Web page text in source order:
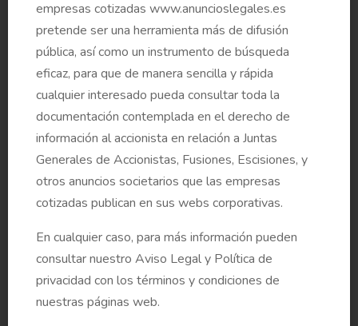
empresas cotizadas www.anuncioslegales.es
pretende ser una herramienta más de difusión
pública, así como un instrumento de búsqueda
eficaz, para que de manera sencilla y rápida
cualquier interesado pueda consultar toda la
documentación contemplada en el derecho de
información al accionista en relación a Juntas
Generales de Accionistas, Fusiones, Escisiones, y
otros anuncios societarios que las empresas
cotizadas publican en sus webs corporativas.
En cualquier caso, para más información pueden
consultar nuestro Aviso Legal y Política de
privacidad con los términos y condiciones de
nuestras páginas web.
Informe requerido por el artículo 529.5 decies LSC
sobre el punto 2.3 del Orden del Día (que incluye el
currículo y la condición del consejero)
Política de Remuneraciones de los Consejeros de
BBVA (punto 3 del Orden del Día)
Informe de la Comisión de Retribuciones sobre la
Política de Remuneraciones de los Consejeros de
BBVA (punto 3 del Orden del Día)
Informe del Consejo sobre el punto 4 del Orden del